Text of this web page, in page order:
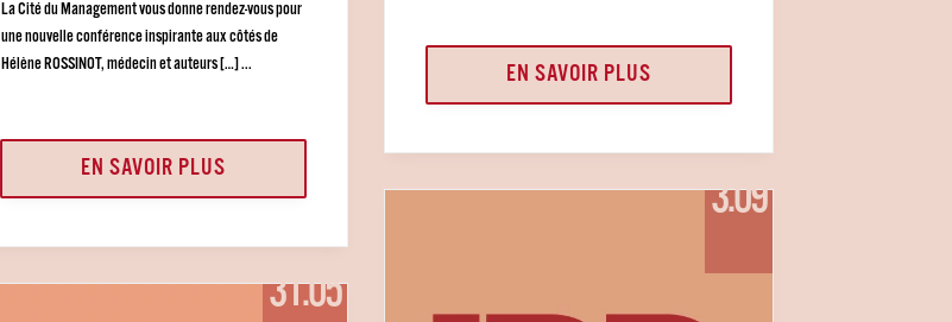
EN SAVOIR PLUS
La Cité du Management vous donne rendez-vous pour
une nouvelle conférence inspirante aux côtés de
Hélène ROSSINOT, médecin et auteurs […] ...
EN SAVOIR PLUS
3.09
31.05